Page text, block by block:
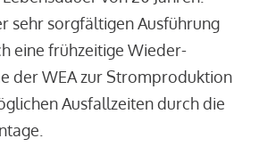
sehr sorgfältigen Ausführung
eine frühzeitige Wieder-
der WEA zur Stromproduktion
Ausfallzeiten durch die